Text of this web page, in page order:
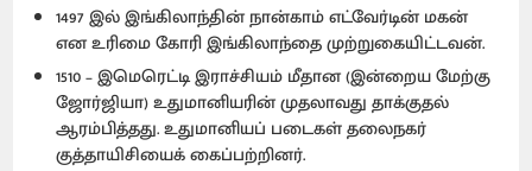
1497 இல் இங்கிலாந்தின் நான்காம் எட்வேர்டின் மகன்
என உரிமை கோரி இங்கிலாந்தை முற்றுகையிட்டவன்.
1510 – இமெரெட்டி இராச்சியம் மீதான (இன்றைய மேற்கு
ஜோர்ஜியா) உதுமானியரின் முதலாவது தாக்குதல்
ஆரம்பித்தது. உதுமானியப் படைகள் தலைநகர்
குத்தாயிசியைக் கைப்பற்றினர்.